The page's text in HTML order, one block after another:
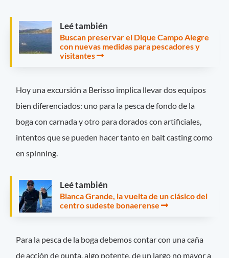
Leé también
Buscan preservar el Dique Campo Alegre
con nuevas medidas para pescadores y
visitantes
Hoy una excursión a Berisso implica llevar dos equipos
bien diferenciados: uno para la pesca de fondo de la
boga con carnada y otro para dorados con artificiales,
intentos que se pueden hacer tanto en bait casting como
en spinning.
Leé también
Blanca Grande, la vuelta de un clásico del
centro sudeste bonaerense
Para la pesca de la boga debemos contar con una caña
de acción de punta, algo potente, de un largo no mayor a